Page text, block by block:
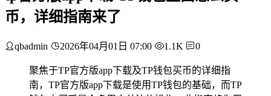
币，详细指南来了
qbadmin 2026年04月01日 07:00 1.1K 0
聚焦于TP官方版app下载及TP钱包买币的详细指
南，TP官方版app下载是使用TP钱包的基础，而TP